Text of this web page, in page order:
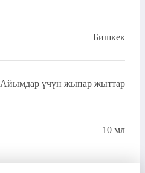
Бишкек
Айымдар үчүн жыпар жыттар
10 мл